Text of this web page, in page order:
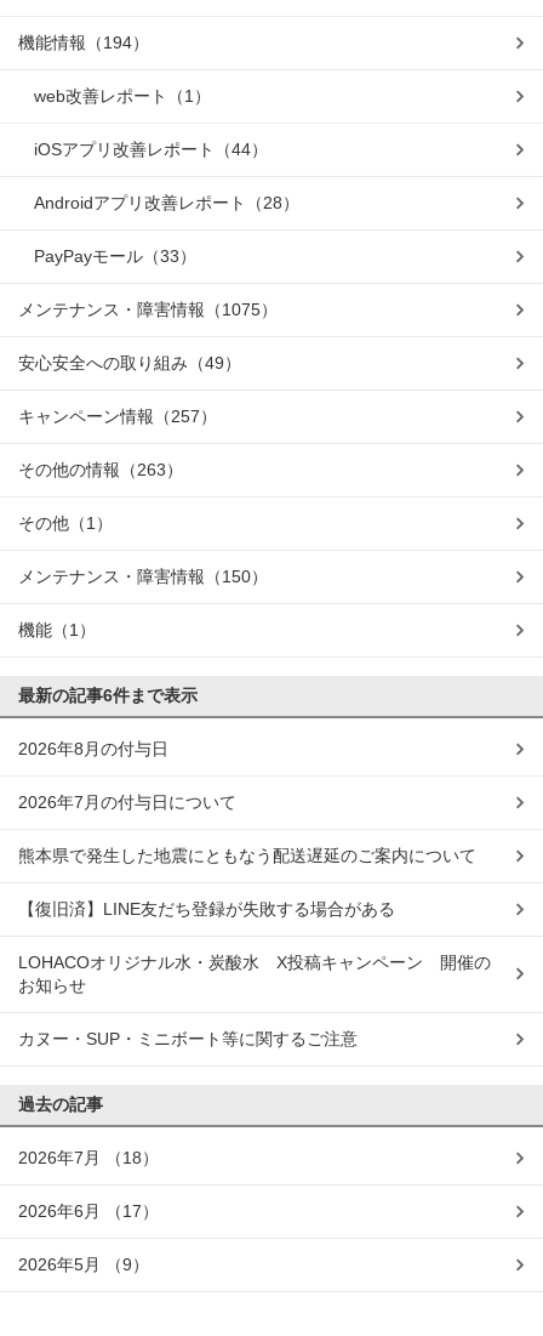
機能情報 （194）
web改善レポート （1）
iOSアプリ改善レポート （44）
Androidアプリ改善レポート （28）
PayPayモール （33）
メンテナンス・障害情報 （1075）
安心安全への取り組み （49）
キャンペーン情報 （257）
その他の情報 （263）
その他 （1）
メンテナンス・障害情報 （150）
機能 （1）
最新の記事6件まで表示
2026年8月の付与日
2026年7月の付与日について
熊本県で発生した地震にともなう配送遅延のご案内について
【復旧済】LINE友だち登録が失敗する場合がある
LOHACOオリジナル水・炭酸水 X投稿キャンペーン 開催の
お知らせ
カヌー・SUP・ミニボート等に関するご注意
過去の記事
2026年7月 （18）
2026年6月 （17）
2026年5月 （9）